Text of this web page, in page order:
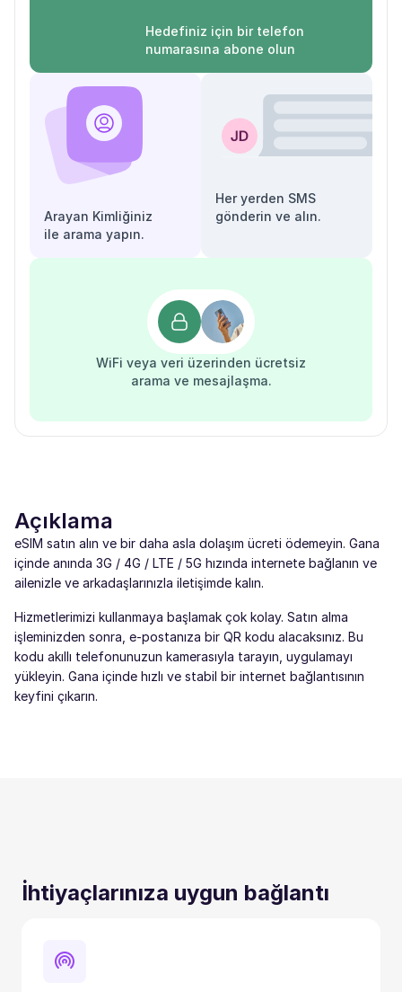
Hedefiniz için bir telefon
numarasına abone olun
Arayan Kimliğiniz
ile arama yapın.
Her yerden SMS
gönderin ve alın.
WiFi veya veri üzerinden ücretsiz
arama ve mesajlaşma.
Açıklama
eSIM satın alın ve bir daha asla dolaşım ücreti ödemeyin. Gana
içinde anında 3G / 4G / LTE / 5G hızında internete bağlanın ve
ailenizle ve arkadaşlarınızla iletişimde kalın.
Hizmetlerimizi kullanmaya başlamak çok kolay. Satın alma
işleminizden sonra, e-postanıza bir QR kodu alacaksınız. Bu
kodu akıllı telefonunuzun kamerasıyla tarayın, uygulamayı
yükleyin. Gana içinde hızlı ve stabil bir internet bağlantısının
keyfini çıkarın.
İhtiyaçlarınıza uygun bağlantı